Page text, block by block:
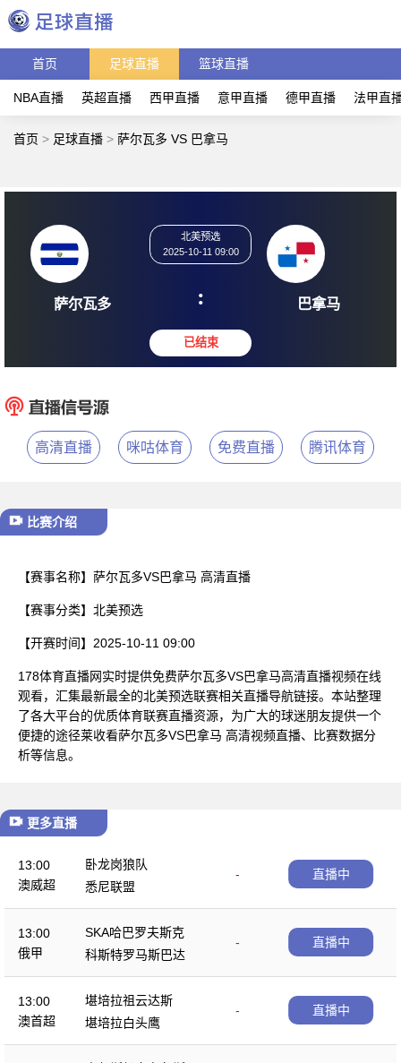
首页 足球直播 篮球直播
NBA直播 英超直播 西甲直播 意甲直播 德甲直播 法甲直
首页 > 足球直播 > 萨尔瓦多 VS 巴拿马
萨尔瓦多
2025-10-11 09:00
: 巴
高清直播 咪咕体育 免费直播 腾讯体育
比赛介绍
【赛事名称】 萨尔瓦多VS巴拿马 高清直播
【赛事分类】 北美预选
【开赛时间】 2025-10-11 09:00
178体育直播网实时提供免费萨尔瓦多VS巴拿马高清直播视频在线
观看，汇集最新最全的北美预选联赛相关直播导航链接。本站整理
了各大平台的优质体育联赛直播资源，为广大的球迷朋友提供一个
便捷的途径莱收看萨尔瓦多VS巴拿马 高清视频直播、比赛数据分
析等信息。
更多直播
13:00
澳威超
卧龙岗狼队
-
悉尼联盟
直播中
13:00
俄甲
SKA哈巴罗夫斯克
-
科斯特罗马斯巴达
直播中
13:00
澳首超
堪培拉祖云达斯
-
堪培拉白头鹰
直播中